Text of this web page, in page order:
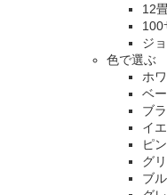
12
100
ジ
色で選ぶ
ホ
ベ
ブ
イ
ピ
グ
ブ